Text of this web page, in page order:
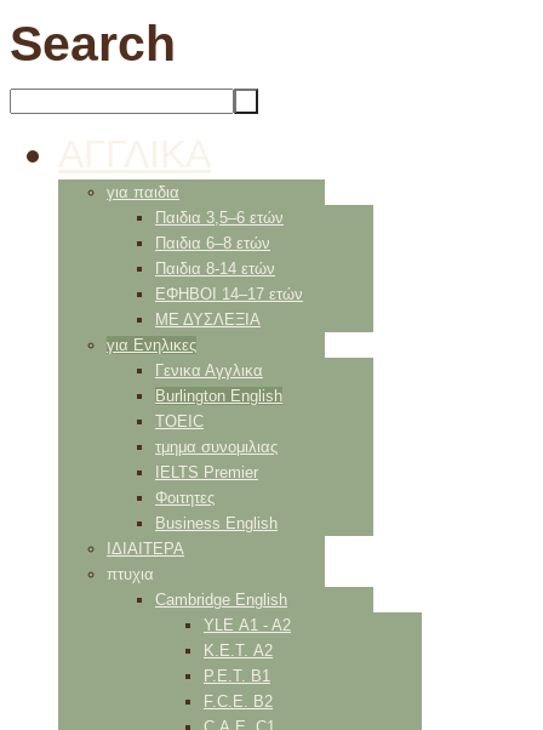
Search
για παιδια
Παιδια 3,5–6 ετών
Παιδια 6–8 ετών
Παιδια 8-14 ετών
ΕΦΗΒΟΙ 14–17 ετών
ΜΕ ΔΥΣΛΕΞΙΑ
για Ενηλικες
Γενικα Αγγλικα
Burlington English
TOEIC
τμημα συνομιλιας
IELTS Premier
Φοιτητες
Business English
ΙΔΙΑΙΤΕΡΑ
πτυχια
Cambridge English
YLE Α1 - Α2
K.E.T. Α2
P.E.T. Β1
F.C.E. Β2